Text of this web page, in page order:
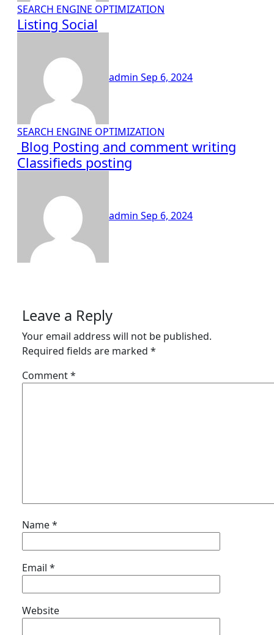
SEARCH ENGINE OPTIMIZATION
Listing Social
admin Sep 6, 2024
SEARCH ENGINE OPTIMIZATION
Blog Posting and comment writing
Classifieds posting
admin Sep 6, 2024
Leave a Reply
Your email address will not be published.
Required fields are marked *
Comment*
Name*
Email *
Website